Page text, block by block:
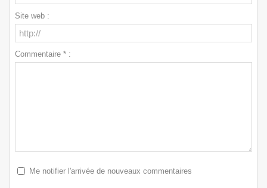
Site web :
Commentaire * :
Me notifier l'arrivée de nouveaux commentaires